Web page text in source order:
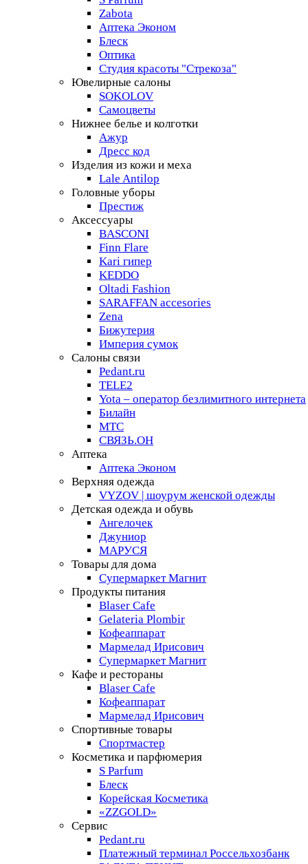
Zabota
Аптека Эконом
Блеск
Оптика
Студия красоты "Стрекоза"
Ювелирные салоны
SOKOLOV
Самоцветы
Нижнее белье и колготки
Ажур
Дресс код
Изделия из кожи и меха
Lale Antilop
Головные уборы
Престиж
Аксессуары
BASCONI
Finn Flare
Kari гипер
KEDDO
Oltadi Fashion
SARAFFAN accesories
Zena
Бижутерия
Империя сумок
Салоны связи
Pedant.ru
TELE2
Yota – оператор безлимитного интернета
Билайн
МТС
СВЯЗЬ.ОН
Аптека
Аптека Эконом
Верхняя одежда
VYZOV | шоурум женской одежды
Детская одежда и обувь
Ангелочек
Джуниор
МАРУСЯ
Товары для дома
Супермаркет Магнит
Продукты питания
Blaser Cafe
Gelateria Plombir
Кофеаппарат
Мармелад Ирисович
Супермаркет Магнит
Кафе и рестораны
Blaser Cafe
Кофеаппарат
Мармелад Ирисович
Спортивные товары
Спортмастер
Косметика и парфюмерия
S Parfum
Блеск
Корейская Косметика
«ZZGOLD»
Сервис
Pedant.ru
Платежный терминал Россельхозбанк